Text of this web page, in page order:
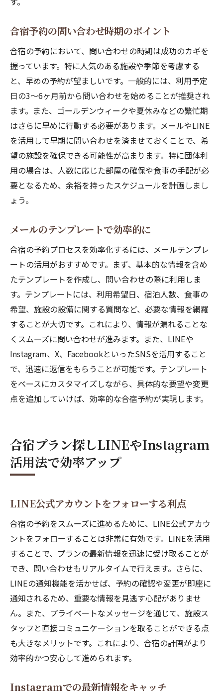
SNSでの予約のメリットを最大化
合宿予約の問い合わせ時期のポイント
合宿の予約において、問い合わせの時期は成功のカギを
握っています。特に人気のある施設や季節を考慮する
と、早めの予約が望ましいです。一般的には、利用予定
日の3〜6ヶ月前から問い合わせを始めることが推奨され
ます。また、ゴールデンウィークや夏休みなどの繁忙期
はさらに早めに行動する必要があります。メールやLINE
を活用して早期に問い合わせを済ませておくことで、希
望の施設を確保できる可能性が高まります。特に団体利
用の場合は、人数に応じた部屋の確保や食事の手配が必
要となるため、余裕を持ったスケジュールを計画しまし
ょう。
メールのテンプレートで効率的に
合宿の予約プロセスを効率化するには、メールテンプレ
ートの活用がおすすめです。まず、基本的な情報を含め
たテンプレートを作成し、問い合わせの際に利用しま
す。テンプレートには、利用希望日、宿泊人数、食事の
希望、施設の設備に関する質問など、必要な情報を網羅
することが大切です。これにより、情報が漏れることな
くスムーズに問い合わせが進みます。また、LINEや
Instagram、X、FacebookといったSNSを活用すること
で、迅速に返信をもらうことが可能です。テンプレート
をベースにカスタマイズしながら、具体的な要望や変更
点を追加していけば、効率的な合宿予約が実現します。
合宿プラン探しLINEやInstagram
活用法で効率アップ
LINE公式アカウントをフォローする利点
合宿の予約をスムーズに進めるために、LINE公式アカウ
ントをフォローすることは非常に有効です。LINEを活用
することで、プランの最新情報を迅速に受け取ることが
でき、問い合わせもリアルタイムで行えます。さらに、
LINEの通知機能を活かせば、予約の確認や変更が即座に
通知されるため、重要な情報を見逃す心配がありませ
ん。また、プライベートなメッセージを通じて、施設ス
タッフと直接コミュニケーションを取ることができる点
も大きなメリットです。これにより、合宿の計画がより
効率的かつ安心して進められます。
Instagramでの最新情報をキャッチ